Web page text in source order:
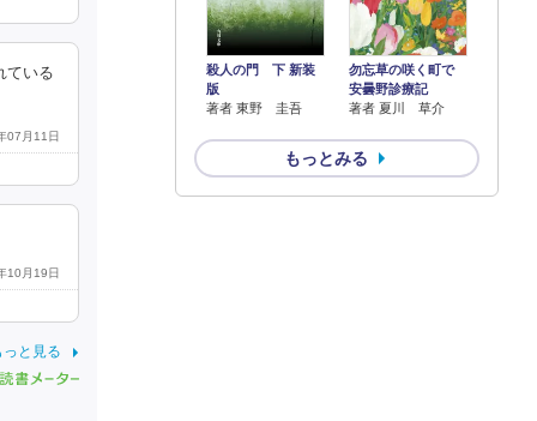
ている
07月11日
10月19日
と見る
殺人の門 下 新装
版
著者 東野 圭吾
勿忘草の咲く町で
安曇野診療記
著者 夏川 草介
もっとみる